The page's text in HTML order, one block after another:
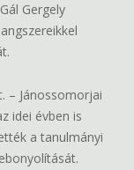
Gergely
– Jánossomorjai
idei évben is
a tanulmányi